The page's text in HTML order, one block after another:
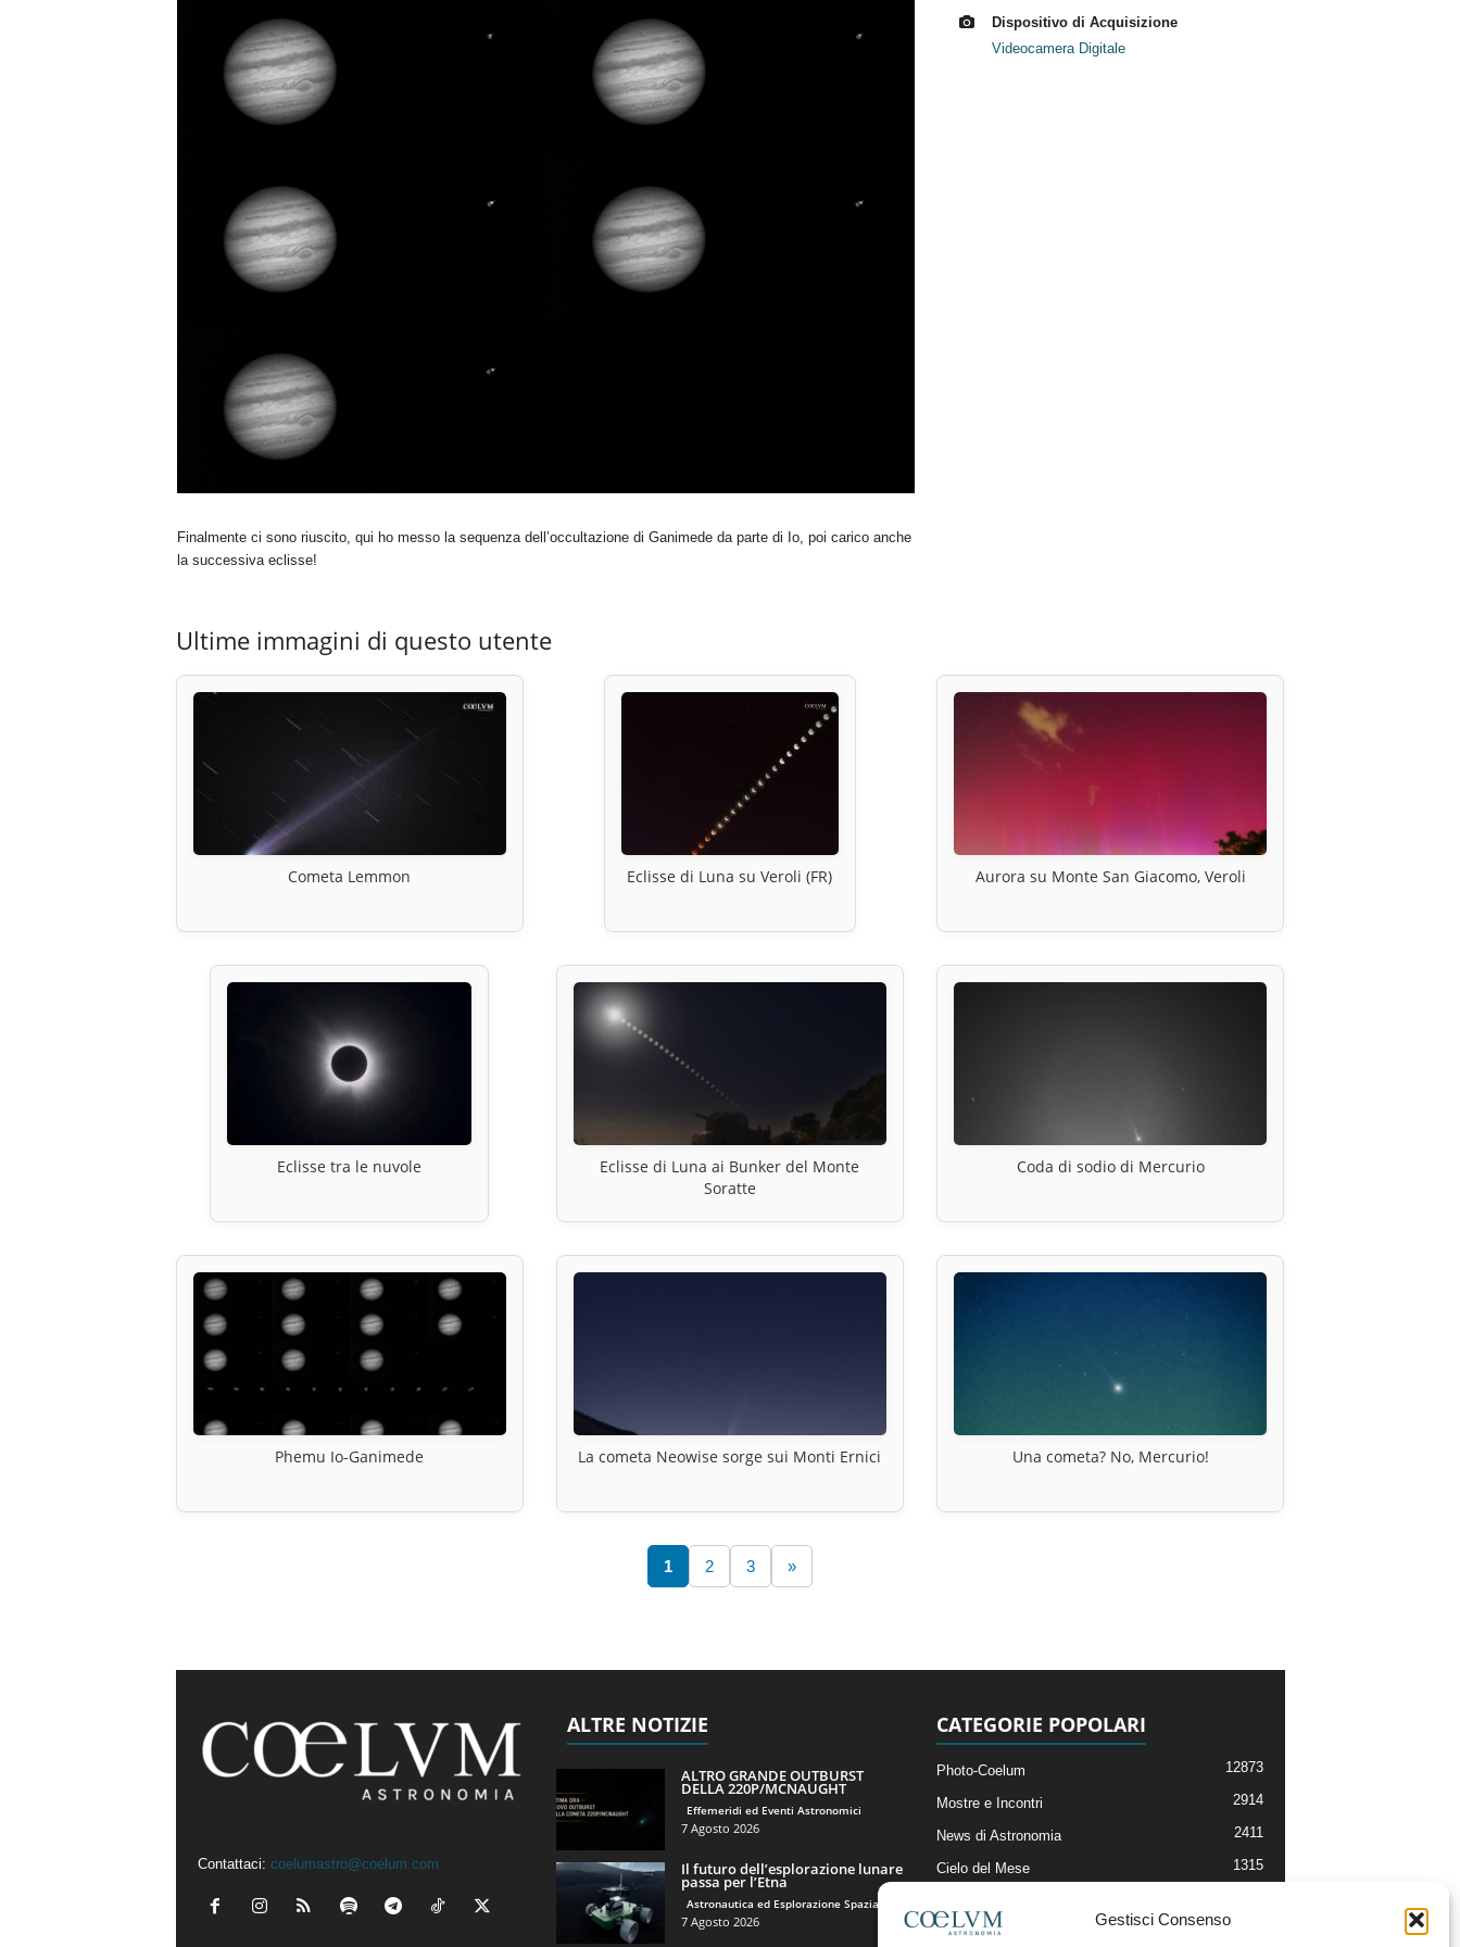
Gestisci Consenso
Finalmente ci sono riuscito, qui ho messo la sequenza dell’occultazione di Ganimede da parte di Io, poi carico anche
la successiva eclisse!
Dispositivo di Acquisizione
Videocamera Digitale
Ultime immagini di questo utente
Cometa Lemmon Eclisse di Luna su Veroli (FR) Aurora su Monte San Giacomo, Veroli
Eclisse tra le nuvole
Eclisse di Luna ai Bunker del Monte
Soratte
Coda di sodio di Mercurio
Phemu Io-Ganimede La cometa Neowise sorge sui Monti Ernici Una cometa? No, Mercurio!
1 2 3 »
Contattaci: coelumastro@coelum.com
ALTRE NOTIZIE
ALTRO GRANDE OUTBURST
DELLA 220P/MCNAUGHT
Effemeridi ed Eventi Astronomici
7 Agosto 2026
Il futuro dell’esplorazione lunare
passa per l’Etna
Astronautica ed Esplorazione Spaziale
7 Agosto 2026
CATEGORIE POPOLARI
Photo-Coelum 12873
Mostre e Incontri 2914
News di Astronomia 2411
Cielo del Mese 1315
Articoli e Risorse On-Line